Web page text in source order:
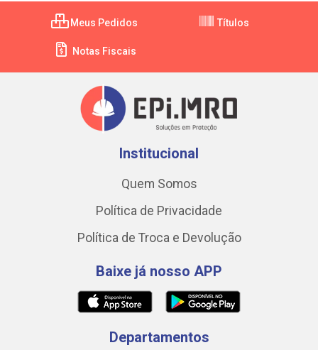
Meus Pedidos Títulos
Notas Fiscais
Institucional
Quem Somos
Política de Privacidade
Política de Troca e Devolução
Baixe já nosso APP
Departamentos